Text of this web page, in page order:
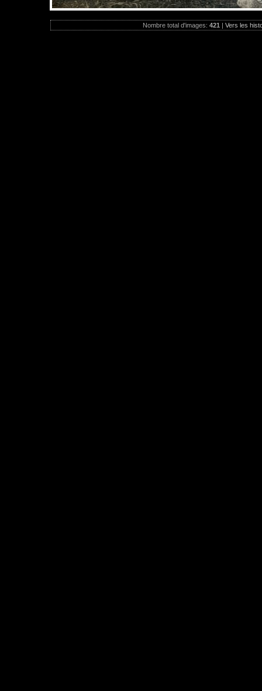
Nombre total d'images: 421 | Vers les